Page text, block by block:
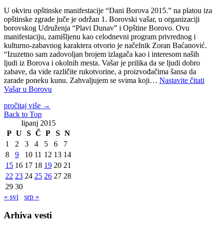
U okviru opštinske manifestacije “Dani Borova 2015.” na platou iza
opštinske zgrade juče je održan 1. Borovski vašar, u organizaciji
borovskog Udruženja “Plavi Dunav” i Opštine Borovo. Ovu
manifestaciju, zamišljenu kao celodnevni program privrednog i
kulturno-zabavnog karaktera otvorio je načelnik Zoran Baćanović.
“Izuzetno sam zadovoljan brojem izlagača kao i interesom naših
ljudi iz Borova i okolnih mesta. Vašar je prilika da se ljudi dobro
zabave, da vide različite rukotvorine, a proizvođačima šansa da
zarade poneku kunu. Zahvaljujem se svima koji… Nastavite čitati
Vašar u Borovu
pročitaj više →
Back to Top
lipanj 2015
P U S Č P S N
1
2 3 4 5 6
7
8
9 10 11 12 13 14
15 16 17 18 19 20 21
22 23 24 25 26 27 28
29 30
« svi
srp »
Arhiva vesti